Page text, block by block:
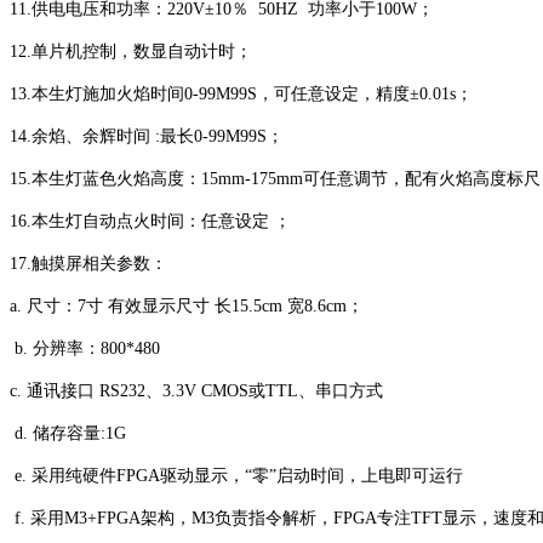
11.供电电压和功率：220V±10％ 50HZ 功率小于100W；
12.单片机控制，数显自动计时；
13.本生灯施加火焰时间0-99M99S，可任意设定，精度±0.01s；
14.余焰、余辉时间 :最长0-99M99S；
15.本生灯蓝色火焰高度：15mm-175mm可任意调节，配有火焰高度标尺
16.本生灯自动点火时间：任意设定 ；
17.触摸屏相关参数：
a. 尺寸：7寸 有效显示尺寸 长15.5cm 宽8.6cm；
b. 分辨率：800*480
c. 通讯接口 RS232、3.3V CMOS或TTL、串口方式
d. 储存容量:1G
e. 采用纯硬件FPGA驱动显示，“零”启动时间，上电即可运行
f. 采用M3+FPGA架构，M3负责指令解析，FPGA专注TFT显示，速度